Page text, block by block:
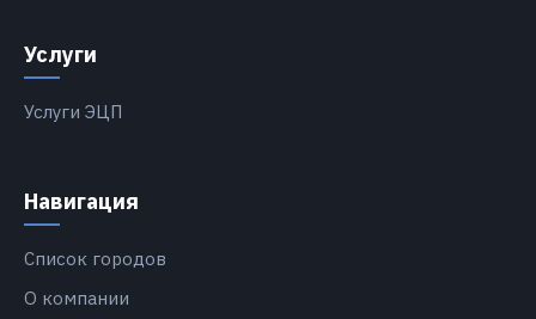
Услуги
Услуги ЭЦП
Навигация
Список городов
О компании